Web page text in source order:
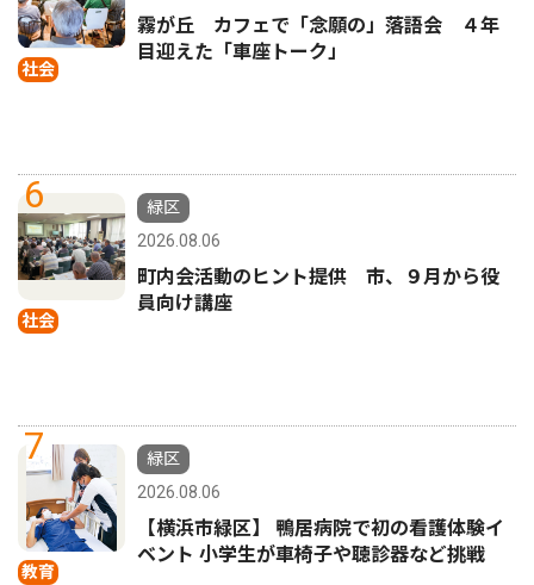
社会
霧が丘 カフェで「念願の」落語会 ４年
目迎えた「車座トーク」
6
社会
緑区
2026.08.06
町内会活動のヒント提供 市、９月から役
員向け講座
7
教育
緑区
2026.08.06
【横浜市緑区】 鴨居病院で初の看護体験イ
ベント 小学生が車椅子や聴診器など挑戦